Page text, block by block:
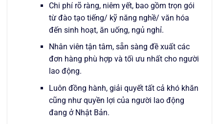
Chi phí rõ ràng, niêm yết, bao gồm trọn gói
từ đào tạo tiếng/ kỹ năng nghề/ văn hóa
đến sinh hoạt, ăn uống, ngủ nghỉ.
Nhân viên tận tâm, sẵn sàng đề xuất các
đơn hàng phù hợp và tối ưu nhất cho người
lao động.
Luôn đồng hành, giải quyết tất cả khó khăn
cũng như quyền lợi của người lao động
đang ở Nhật Bản.